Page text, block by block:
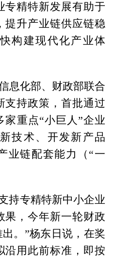
专精特新发展有助于
提升产业链供应链稳
构建现代化产业体
息化部、财政部联合
支持政策，首批通过
家重点“小巨人”企业
技术、开发新产品
业链配套能力（“一
持专精特新中小企业
果，今年新一轮财政
。”杨东日说，在奖
沿用此前标准，即按